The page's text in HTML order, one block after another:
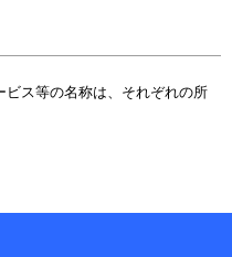
ス等の名称は、それぞれの所